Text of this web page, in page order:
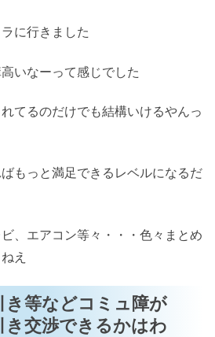
に行きました
いなーって感じでした
てるのだけでも結構いけるやんっ
もっと満足できるレベルになるだ
、エアコン等々・・・色々まとめ
え
き等などコミュ障が
き交渉できるかはわ